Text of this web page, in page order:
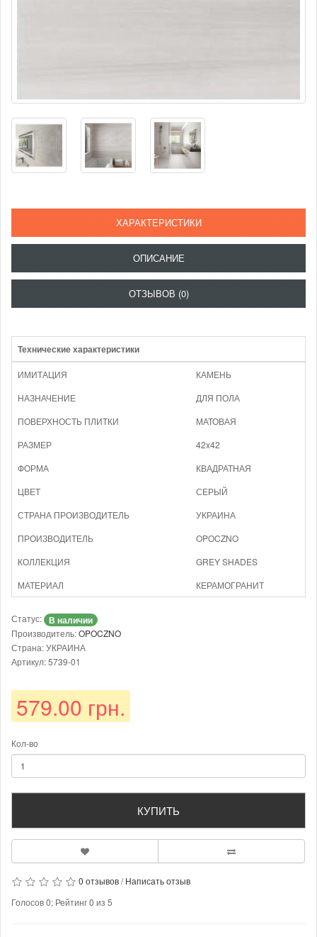
ХАРАКТЕРИСТИКИ
ОПИСАНИЕ
ОТЗЫВОВ (0)
Технические характеристики
ИМИТАЦИЯ
КАМЕНЬ
НАЗНАЧЕНИЕ
ДЛЯ ПОЛА
ПОВЕРХНОСТЬ ПЛИТКИ
МАТОВАЯ
РАЗМЕР
42x42
ФОРМА
КВАДРАТНАЯ
ЦВЕТ
СЕРЫЙ
СТРАНА ПРОИЗВОДИТЕЛЬ
УКРАИНА
ПРОИЗВОДИТЕЛЬ
OPOCZNO
КОЛЛЕКЦИЯ
GREY SHADES
МАТЕРИАЛ
КЕРАМОГРАНИТ
Статус: В наличии
Производитель:OPOCZNO
Страна: УКРАИНА
Артикул: 5739-01
579.00 грн.
Кол-во
КУПИТЬ
0 отзывов/Написать отзыв
Голосов0; Рейтинг0 из 5